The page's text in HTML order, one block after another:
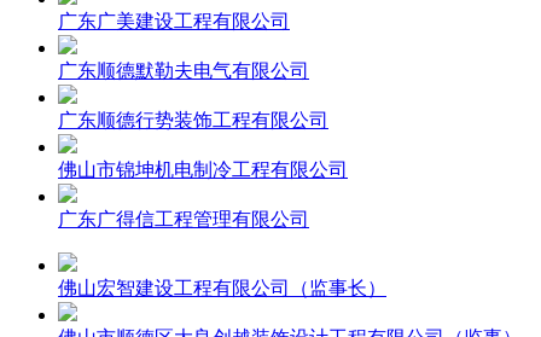
广东广美建设工程有限公司
广东顺德默勒夫电气有限公司
广东顺德行势装饰工程有限公司
佛山市锦坤机电制冷工程有限公司
广东广得信工程管理有限公司
佛山宏智建设工程有限公司（监事长）